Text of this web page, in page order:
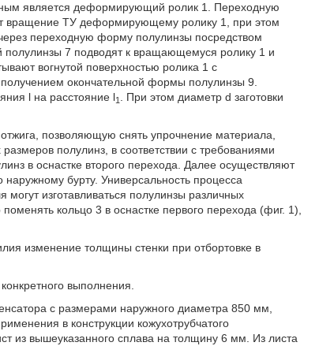
является деформирующий ролик 1. Переходную
вращение ТУ деформирующему ролику 1, при этом
переходную форму полулинзы посредством
7 подводят к вращающемуся ролику 1 и
вогнутой поверхностью ролика 1 с
окончательной формы полулинзы 9.
l на расстояние l1
. При этом диаметр d заготовки
позволяющую снять упрочнение материала,
полулинз, в соответствии с требованиями
в оснастке второго перехода. Далее осуществляют
бурту. Универсальность процесса
изготавливаться полулинзы различных
кольцо 3 в оснастке первого перехода (фиг. 1),
изменение толщины стенки при отбортовке в
выполнения.
с размерами наружного диаметра 850 мм,
в конструкции кожухотрубчатого
из вышеуказанного сплава на толщину 6 мм. Из листа